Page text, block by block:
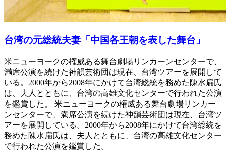
台湾の元総統夫妻「中国各王朝を表した舞台」
米ニューヨークの権威ある舞台劇場リンカーンセンターで、
満席公演を続けた神韻芸術団は現在、台湾ツアーを展開して
いる。2000年から2008年にかけて台湾総統を務めた陳水扁氏
は、夫人とともに、台湾の高雄文化センターで行われた公演
を鑑賞した。 米ニューヨークの権威ある舞台劇場リンカー
ンセンターで、満席公演を続けた神韻芸術団は現在、台湾ツ
アーを展開している。2000年から2008年にかけて台湾総統を
務めた陳水扁氏は、夫人とともに、台湾の高雄文化センター
で行われた公演を鑑賞した。